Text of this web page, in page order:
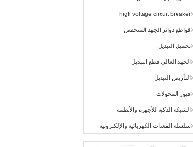
high voltage circuit breaker
قواطع دوائر الجهد المنخفض
تحميل التبديل
الجهد العالي قطع التبديل
التأريض التبديل
فيوز المحولات
الشبكة الذكية للأجهزة والأنظمة
سلسلة المعدات الكهربائية والإلكترونية